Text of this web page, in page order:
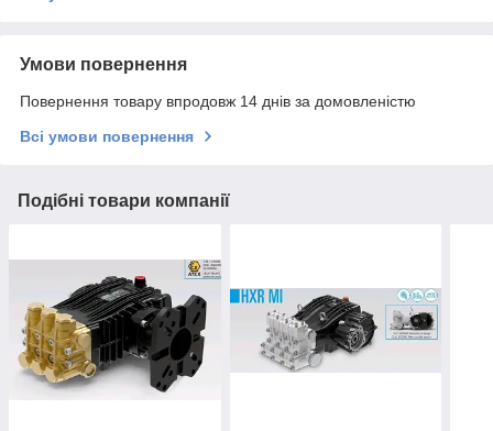
Умови повернення
Повернення товару впродовж 14 днів за домовленістю
Всі умови повернення
Подібні товари компанії